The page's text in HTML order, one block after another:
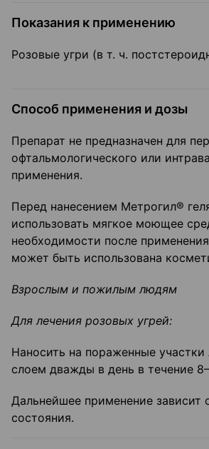
Показания к применению
Розовые угри (в т. ч.
Способ применения и дозы
Препарат не предназначен для
офтальмологического или
применения.
Перед нанесением Метрогил®
использовать мягкое моющее
необходимости после
может быть использована
Взрослым и пожилым людям
Для лечения розовых угрей:
Наносить на пораженные
слоем дважды в день в течение
Дальнейшее применение зависит
состояния.